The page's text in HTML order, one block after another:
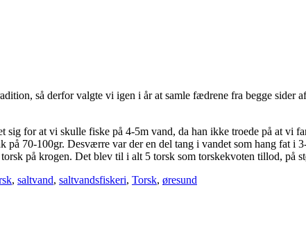
så derfor valgte vi igen i år at samle fædrene fra begge sider
sig for at vi skulle fiske på 4-5m vand, da han ikke troede på at vi
70-100gr. Desværre var der en del tang i vandet som hang fat i
på krogen. Det blev til i alt 5 torsk som torskekvoten tillod, på
, saltvand, saltvandsfiskeri, Torsk, øresund